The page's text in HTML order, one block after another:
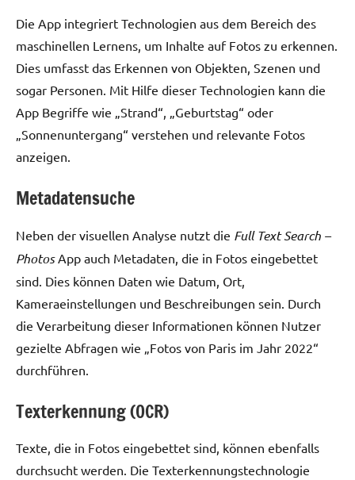
Die App integriert Technologien aus dem Bereich des
maschinellen Lernens, um Inhalte auf Fotos zu erkennen.
Dies umfasst das Erkennen von Objekten, Szenen und
sogar Personen. Mit Hilfe dieser Technologien kann die
App Begriffe wie „Strand“, „Geburtstag“ oder
„Sonnenuntergang“ verstehen und relevante Fotos
anzeigen.
Metadatensuche
Neben der visuellen Analyse nutzt die Full Text Search –
PhotosApp auch Metadaten, die in Fotos eingebettet
sind. Dies können Daten wie Datum, Ort,
Kameraeinstellungen und Beschreibungen sein. Durch
die Verarbeitung dieser Informationen können Nutzer
gezielte Abfragen wie „Fotos von Paris im Jahr 2022“
durchführen.
Texterkennung (OCR)
Texte, die in Fotos eingebettet sind, können ebenfalls
durchsucht werden. Die Texterkennungstechnologie